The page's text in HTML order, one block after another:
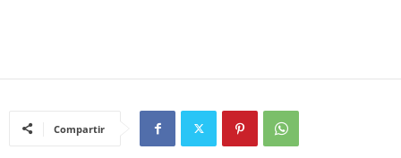
Compartir